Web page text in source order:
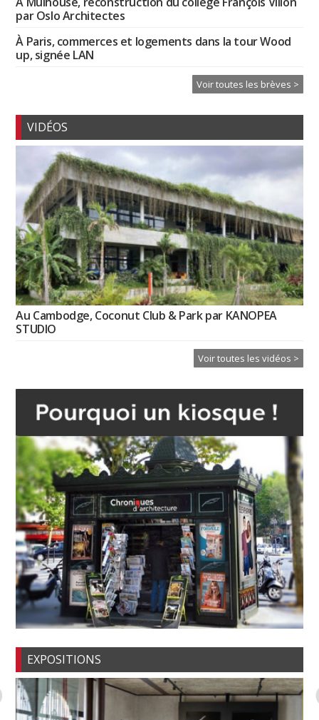
par Oslo Architectes
À Paris, commerces et logements dans la tour Wood
up, signée LAN
Voir toutes les brèves >
VIDÉOS
Au Cambodge, Coconut Club & Park par KANOPEA
STUDIO
Voir toutes les vidéos >
EXPOSITIONS